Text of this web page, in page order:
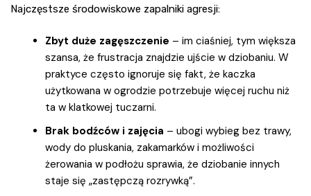
Najczęstsze środowiskowe zapalniki agresji:
Zbyt duże zagęszczenie – im ciaśniej, tym większa
szansa, że frustracja znajdzie ujście w dziobaniu. W
praktyce często ignoruje się fakt, że kaczka
użytkowana w ogrodzie potrzebuje więcej ruchu niż
ta w klatkowej tuczarni.
Brak bodźców i zajęcia – ubogi wybieg bez trawy,
wody do pluskania, zakamarków i możliwości
żerowania w podłożu sprawia, że dziobanie innych
staje się „zastępczą rozrywką”.